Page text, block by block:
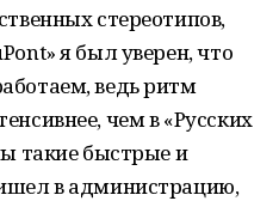
стереотипов,
я был уверен, что
ведь ритм
чем в «Русских
такие быстрые и
в администрацию,